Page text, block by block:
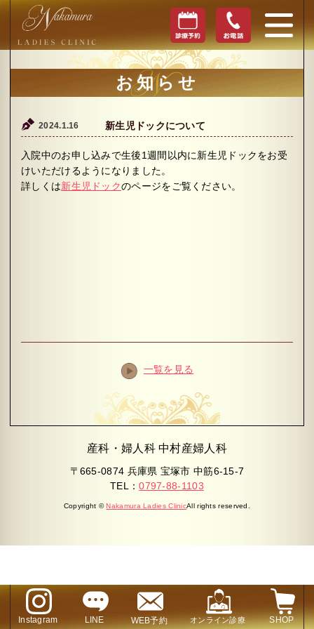
お知らせ
2024.1.16 新生児ドックについて
入院中のお申し込みで生後1週間以内に新生児ドックをお受
けいただけるようになりました。
詳しくは新生児ドックのページをご覧ください。
一覧を見る
Instagram LINE WEB予約 オンライン診療 SHOP
産科・婦人科 中村産婦人科
〒665-0874 兵庫県 宝塚市 中筋6-15-7
TEL：0797-88-1103
Copyright ©Nakamura Ladies ClinicAll rights reserved.